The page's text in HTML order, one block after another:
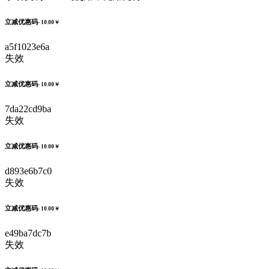
立减优惠码- 10.00￥
a5f1023e6a
失效
立减优惠码- 10.00￥
7da22cd9ba
失效
立减优惠码- 10.00￥
d893e6b7c0
失效
立减优惠码- 10.00￥
e49ba7dc7b
失效